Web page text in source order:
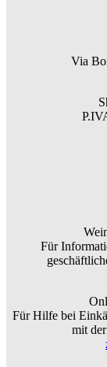
Via
Für
Für Hilfe bei
mit